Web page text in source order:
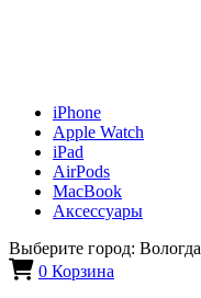
iPhone
Apple Watch
iPad
AirPods
MacBook
Аксессуары
Выберите город: Вологда
0 Корзина